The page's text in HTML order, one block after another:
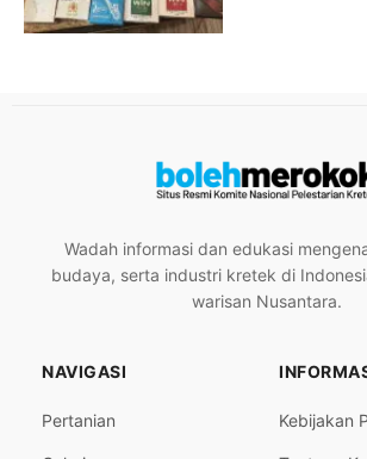
Wadah informasi dan edukasi
budaya, serta industri kretek di
warisan Nusantara.
NAVIGASI
Pertanian Kebijakan